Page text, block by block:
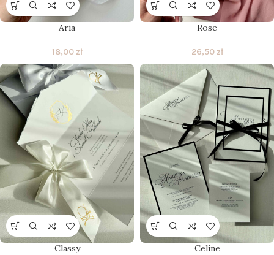
Aria
18,00 zł
Rose
26,50 zł
Classy Celine